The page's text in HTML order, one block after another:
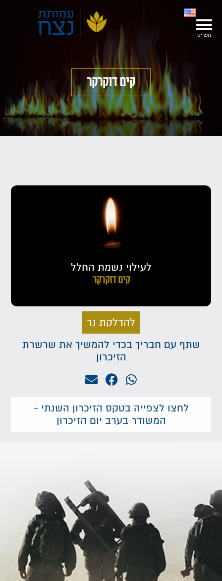
קים דוקרקר
לעילוי נשמת החלל
קים דוקרקר
להדלקת נר
שתף עם חבריך בכדי להמשיך את שרשרת
הזיכרון
לחצו לצפייה בטקס הזיכרון השנתי -
המשודר בערב יום הזיכרון